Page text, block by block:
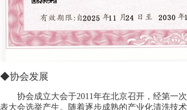
◆协会发展
协会成立大会于2011年在北京召开，经第一
表大会选举产生。随着逐步成熟的产业化清洗技